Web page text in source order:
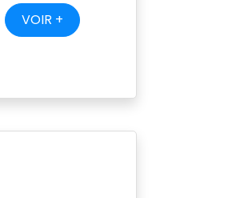
VOIR +